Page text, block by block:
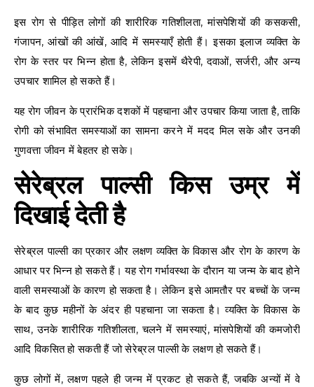
इस रोग से पीड़ित लोगों की शारीरिक गतिशीलता, मांसपेशियों की कसकसी,
गंजापन, आंखों की आंखें, आदि में समस्याएँ होती हैं। इसका इलाज व्यक्ति के
रोग के स्तर पर भिन्न होता है, लेकिन इसमें थैरेपी, दवाओं, सर्जरी, और अन्य
उपचार शामिल हो सकते हैं।
यह रोग जीवन के प्रारंभिक दशकों में पहचाना और उपचार किया जाता है, ताकि
रोगी को संभावित समस्याओं का सामना करने में मदद मिल सके और उनकी
गुणवत्ता जीवन में बेहतर हो सके।
सेरेब्रल पाल्सी किस उम्र में
दिखाई देती है
सेरेब्रल पाल्सी का प्रकार और लक्षण व्यक्ति के विकास और रोग के कारण के
आधार पर भिन्न हो सकते हैं। यह रोग गर्भावस्था के दौरान या जन्म के बाद होने
वाली समस्याओं के कारण हो सकता है। लेकिन इसे आमतौर पर बच्चों के जन्म
के बाद कुछ महीनों के अंदर ही पहचाना जा सकता है। व्यक्ति के विकास के
साथ, उनके शारीरिक गतिशीलता, चलने में समस्याएं, मांसपेशियों की कमजोरी
आदि विकसित हो सकती हैं जो सेरेब्रल पाल्सी के लक्षण हो सकते हैं।
कुछ लोगों में, लक्षण पहले ही जन्म में प्रकट हो सकते हैं, जबकि अन्यों में वे